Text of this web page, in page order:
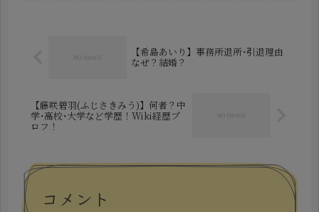
【希島あいり】事務所退所･引退理由
なぜ？結婚？
【藤咲碧羽(ふじさきみう)】何者？中
学･高校･大学など学歴！Wiki経歴プ
ロフ！
コメント